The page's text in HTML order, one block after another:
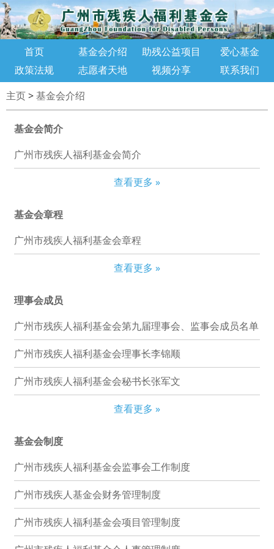
首页 基金会介绍 助残公益项目
爱心基金
政策法规
志愿者天地 视频分享
联系我们
主页>基金会介绍
基金会简介
广州市残疾人福利基金会简介
查看更多 »
基金会章程
广州市残疾人福利基金会章程
查看更多 »
理事会成员
广州市残疾人福利基金会第九届理事会、监事会成员名单
广州市残疾人福利基金会理事长李锦顺
广州市残疾人福利基金会秘书长张军文
查看更多 »
基金会制度
广州市残疾人福利基金会监事会工作制度
广州市残疾人基金会财务管理制度
广州市残疾人福利基金会项目管理制度